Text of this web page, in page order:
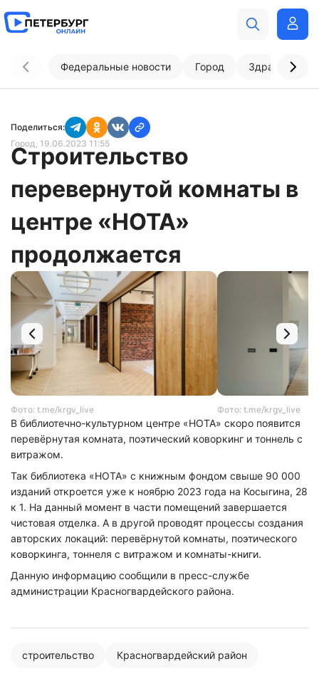
Федеральные новости Город
Поделиться:
Город, 19.06.2023 11:55
Строительство
перевернутой комнаты в
центре «НОТА»
продолжается
Фото: t.me/krgv_live Фото: t.me/krgv_live
В библиотечно-культурном центре «НОТА» скоро появится
перевёрнутая комната, поэтический коворкинг и тоннель с
витражом.
Так библиотека «НОТА» с книжным фондом свыше 90 000
изданий откроется уже к ноябрю 2023 года на Косыгина, 28
к 1. На данный момент в части помещений завершается
чистовая отделка. А в другой проводят процессы создания
авторских локаций: перевёрнутой комнаты, поэтического
коворкинга, тоннеля с витражом и комнаты-книги.
Данную информацию сообщили в пресс-службе
администрации Красногвардейского района.
строительство Красногвардейский район